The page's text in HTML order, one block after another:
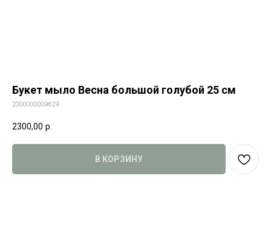
Букет мыло Весна большой голубой 25 см
2000000009629
2300,00 р.
В КОРЗИНУ